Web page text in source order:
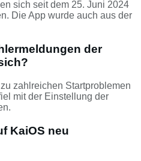
sich seit dem 25. Juni 2024
Die App wurde auch aus der
der
zahlreichen Startproblemen
mit der Einstellung der
KaiOS neu